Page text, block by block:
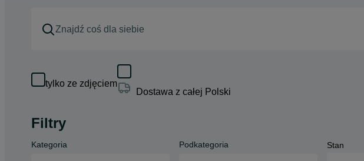
tylko ze zdjęciem
Dostawa z całej Polski
Filtry
Kategoria Podkategoria Stan